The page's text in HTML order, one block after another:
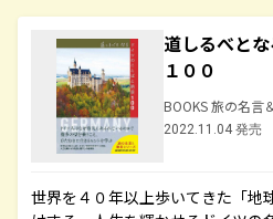
道しるべと
１００
BOOKS 旅の名言
2022.11.04 発売
世界を４０年以上歩いてきた「地